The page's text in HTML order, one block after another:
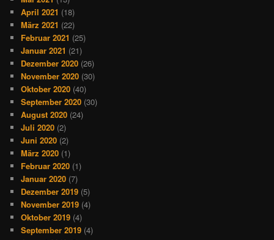
April 2021 (18)
März 2021 (22)
Februar 2021 (25)
Januar 2021 (21)
Dezember 2020 (26)
November 2020 (30)
Oktober 2020 (40)
September 2020 (30)
August 2020 (24)
Juli 2020 (2)
Juni 2020 (2)
März 2020 (1)
Februar 2020 (1)
Januar 2020 (7)
Dezember 2019 (5)
November 2019 (4)
Oktober 2019 (4)
September 2019 (4)